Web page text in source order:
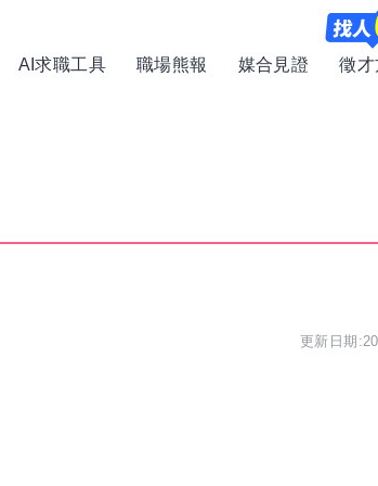
AI求職工具 職場熊報 媒合見證 徵才
更新日期